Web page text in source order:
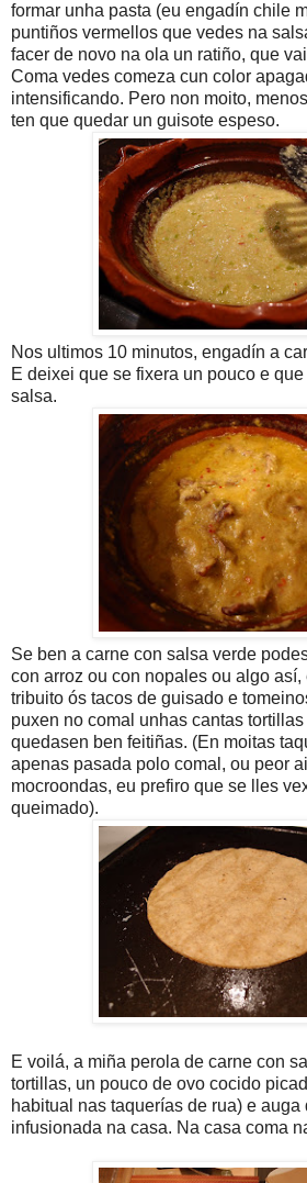
formar unha pasta (eu engadín chile
puntiños vermellos que vedes na
facer de novo na ola un ratiño, que
Coma vedes comeza cun color
intensificando. Pero non moito,
ten que quedar un guisote espeso.
Nos ultimos 10 minutos, engadín a
E deixei que se fixera un pouco e
salsa.
Se ben a carne con salsa verde
con arroz ou con nopales ou algo
tribuito ós tacos de guisado e
puxen no comal unhas cantas
quedasen ben feitiñas. (En moitas
apenas pasada polo comal, ou peor
mocroondas, eu prefiro que se lles
queimado).
E voilá, a miña perola de carne con
tortillas, un pouco de ovo cocido
habitual nas taquerías de rua) e auga
infusionada na casa. Na casa coma